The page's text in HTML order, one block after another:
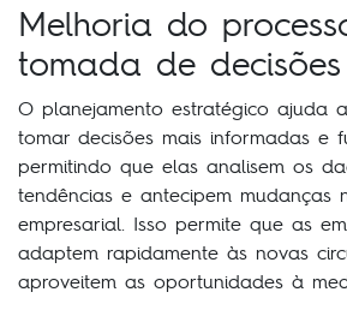
Melhoria do
tomada de decisões
O planejamento estratégico ajuda
tomar decisões mais informadas e
permitindo que elas analisem os
tendências e antecipem mudanças
empresarial. Isso permite que as
adaptem rapidamente às novas
aproveitem as oportunidades à